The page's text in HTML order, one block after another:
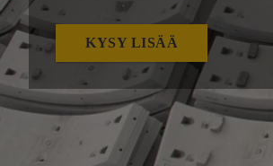
KYSY LISÄÄ